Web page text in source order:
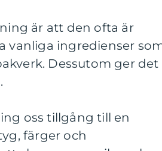
är att den ofta är
vanliga ingredienser
Dessutom ger det
oss tillgång till en
färger och